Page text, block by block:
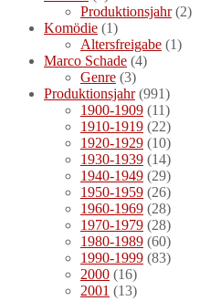
Produktionsjahr(2)
Komödie (1)
Altersfreigabe (1)
Marco Schade (4)
Genre (3)
Produktionsjahr(991)
1900-1909 (11)
1910-1919 (22)
1920-1929 (10)
1930-1939 (14)
1940-1949 (29)
1950-1959 (26)
1960-1969 (28)
1970-1979 (28)
1980-1989 (60)
1990-1999 (83)
2000 (16)
2001 (13)